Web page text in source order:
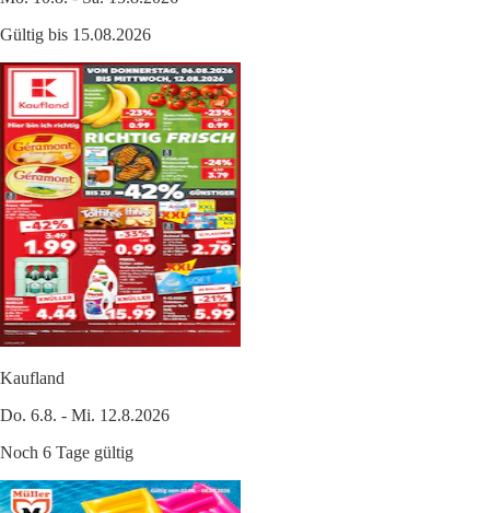
Gültig bis 15.08.2026
Kaufland
Do. 6.8. - Mi. 12.8.2026
Noch 6 Tage gültig